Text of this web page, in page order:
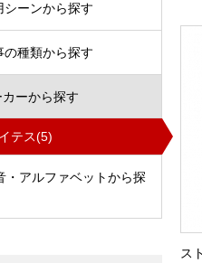
シーンから探す
の種類から探す
カーから探す
テス(5)
・アルファベットから探
ス